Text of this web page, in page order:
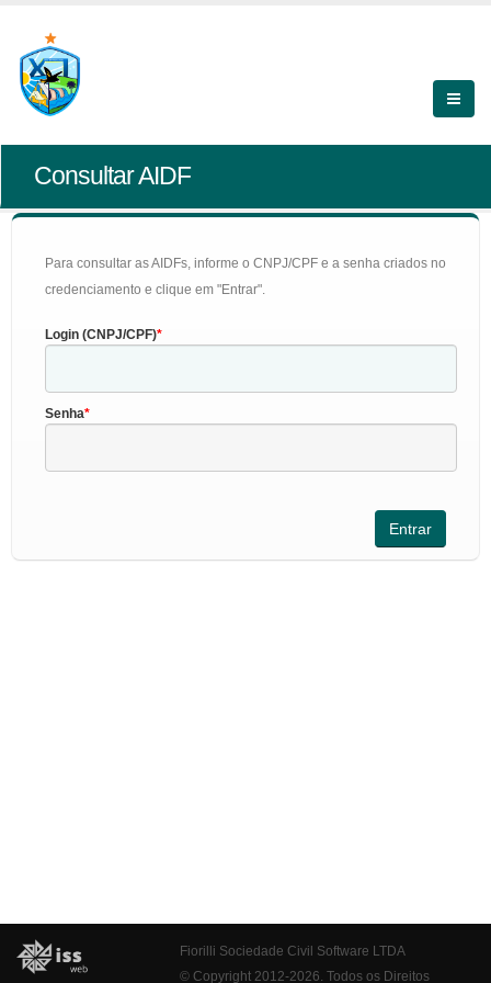
Consultar AIDF
Para consultar as AIDFs, informe o CNPJ/CPF e a senha criados no
credenciamento e clique em "Entrar".
Login (CNPJ/CPF)
Senha
Fiorilli Sociedade Civil Software LTDA
© Copyright 2012-2026. Todos os Direitos